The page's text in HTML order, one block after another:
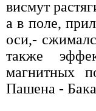
висмут
а в поле,
оси,-
также
магнитных
Пашена -